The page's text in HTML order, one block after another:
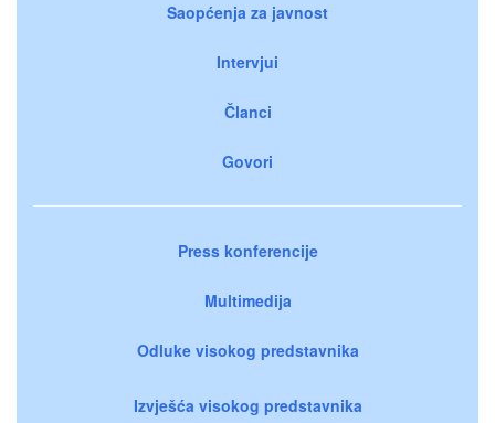
Saopćenja za javnost
Intervjui
Članci
Govori
Press konferencije
Multimedija
Odluke visokog predstavnika
Izvješća visokog predstavnika